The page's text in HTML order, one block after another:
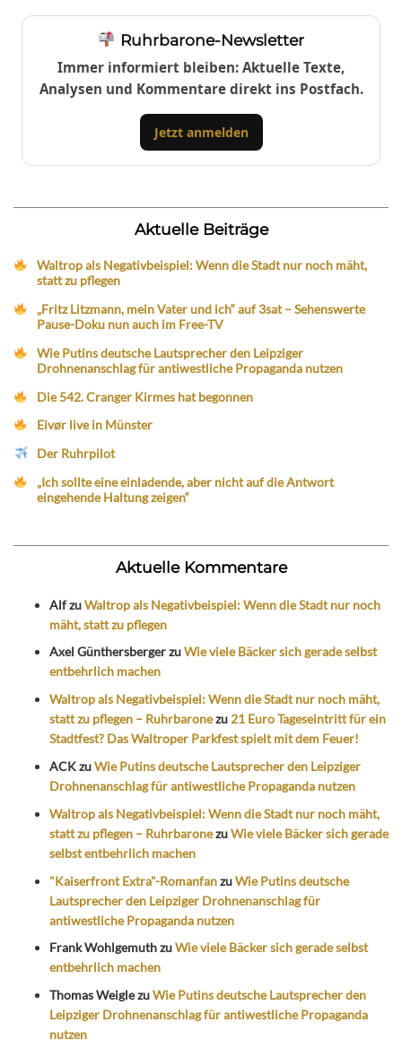
Ruhrbarone-Newsletter
Immer informiert bleiben: Aktuelle Texte,
Analysen und Kommentare direkt ins Postfach.
Jetzt anmelden
Aktuelle Beiträge
Waltrop als Negativbeispiel: Wenn die Stadt nur noch mäht,
statt zu pflegen
„Fritz Litzmann, mein Vater und ich“ auf 3sat – Sehenswerte
Pause-Doku nun auch im Free-TV
Wie Putins deutsche Lautsprecher den Leipziger
Drohnenanschlag für antiwestliche Propaganda nutzen
Die 542. Cranger Kirmes hat begonnen
Eivør live in Münster
Der Ruhrpilot
„Ich sollte eine einladende, aber nicht auf die Antwort
eingehende Haltung zeigen“
Aktuelle Kommentare
AlfzuWaltrop als Negativbeispiel: Wenn die Stadt nur noch
mäht, statt zu pflegen
Axel GünthersbergerzuWie viele Bäcker sich gerade selbst
entbehrlich machen
Waltrop als Negativbeispiel: Wenn die Stadt nur noch mäht,
statt zu pflegen – Ruhrbaronezu 21 Euro Tageseintritt für ein
Stadtfest? Das Waltroper Parkfest spielt mit dem Feuer!
ACKzuWie Putins deutsche Lautsprecher den Leipziger
Drohnenanschlag für antiwestliche Propaganda nutzen
Waltrop als Negativbeispiel: Wenn die Stadt nur noch mäht,
statt zu pflegen – RuhrbaronezuWie viele Bäcker sich gerade
selbst entbehrlich machen
"Kaiserfront Extra"-RomanfanzuWie Putins deutsche
Lautsprecher den Leipziger Drohnenanschlag für
antiwestliche Propaganda nutzen
Frank WohlgemuthzuWie viele Bäcker sich gerade selbst
entbehrlich machen
Thomas WeiglezuWie Putins deutsche Lautsprecher den
Leipziger Drohnenanschlag für antiwestliche Propaganda
nutzen